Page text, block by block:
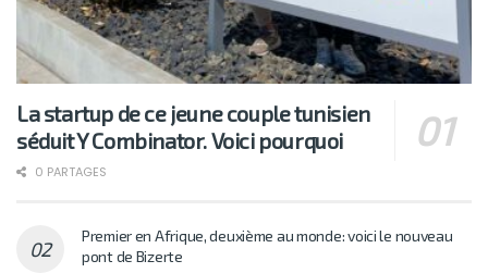
La startup de ce jeune couple tunisien
séduit Y Combinator. Voici pourquoi
0 PARTAGES
Premier en Afrique, deuxième au monde: voici le nouveau
pont de Bizerte